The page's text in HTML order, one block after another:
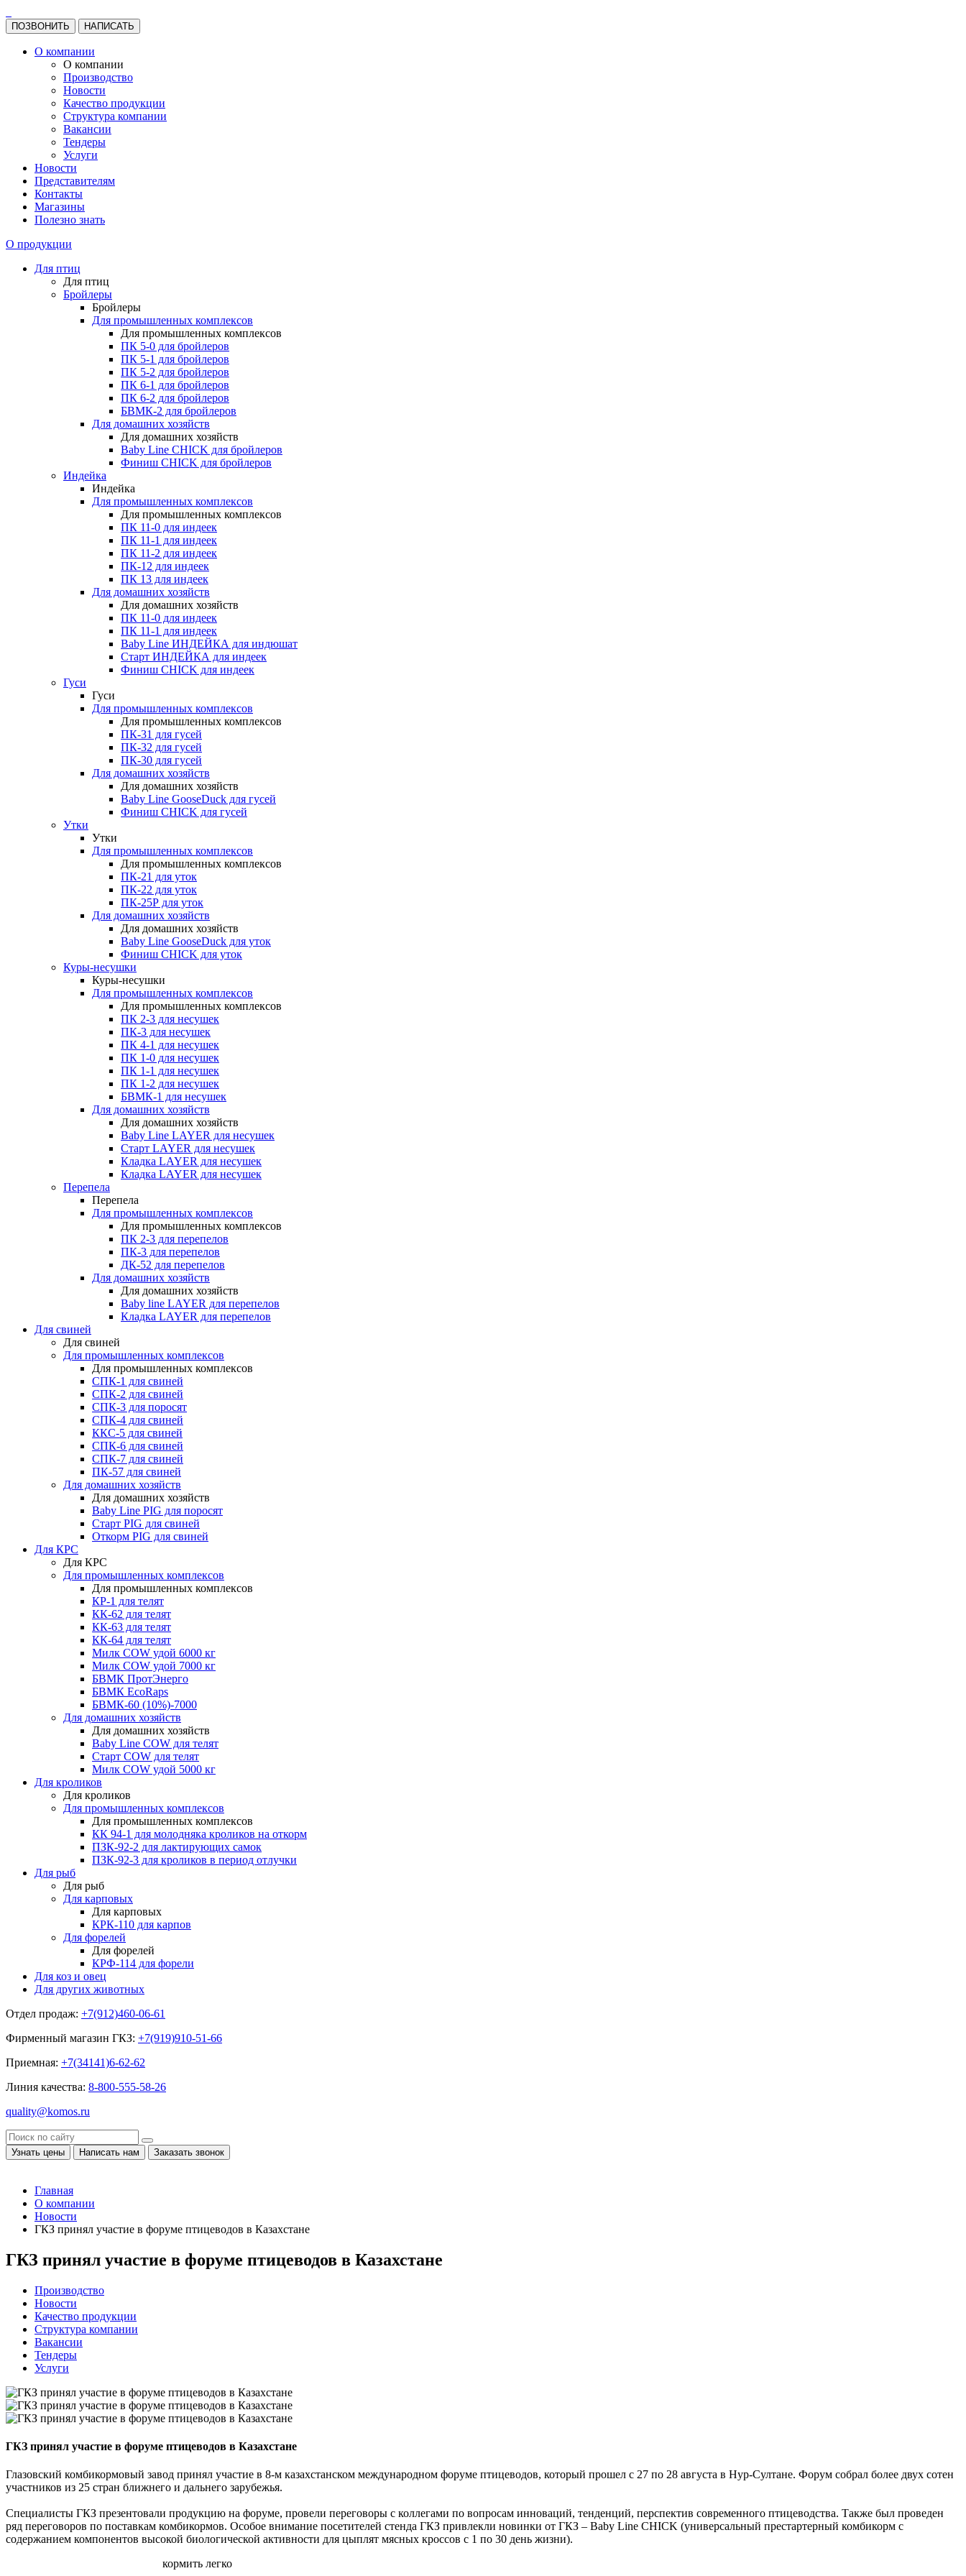
ПОЗВОНИТЬ НАПИСАТЬ
О компании
О компании
Производство
Новости
Качество продукции
Структура компании
Вакансии
Тендеры
Услуги
Новости
Представителям
Контакты
Магазины
Полезно знать
О продукции
Для птиц
Для птиц
Бройлеры
Бройлеры
Для промышленных комплексов
Для промышленных комплексов
ПК 5-0 для бройлеров
ПК 5-1 для бройлеров
ПК 5-2 для бройлеров
ПК 6-1 для бройлеров
ПК 6-2 для бройлеров
БВМК-2 для бройлеров
Для домашних хозяйств
Для домашних хозяйств
Baby Line CHICK для бройлеров
Финиш CHICK для бройлеров
Индейка
Индейка
Для промышленных комплексов
Для промышленных комплексов
ПК 11-0 для индеек
ПК 11-1 для индеек
ПК 11-2 для индеек
ПК-12 для индеек
ПК 13 для индеек
Для домашних хозяйств
Для домашних хозяйств
ПК 11-0 для индеек
ПК 11-1 для индеек
Baby Line ИНДЕЙКА для индюшат
Старт ИНДЕЙКА для индеек
Финиш CHICK для индеек
Гуси
Гуси
Для промышленных комплексов
Для промышленных комплексов
ПК-31 для гусей
ПК-32 для гусей
ПК-30 для гусей
Для домашних хозяйств
Для домашних хозяйств
Baby Line GooseDuck для гусей
Финиш CHICK для гусей
Утки
Утки
Для промышленных комплексов
Для промышленных комплексов
ПК-21 для уток
ПК-22 для уток
ПК-25Р для уток
Для домашних хозяйств
Для домашних хозяйств
Baby Line GooseDuck для уток
Финиш CHICK для уток
Куры-несушки
Куры-несушки
Для промышленных комплексов
Для промышленных комплексов
ПК 2-3 для несушек
ПК-3 для несушек
ПК 4-1 для несушек
ПК 1-0 для несушек
ПК 1-1 для несушек
ПК 1-2 для несушек
БВМК-1 для несушек
Для домашних хозяйств
Для домашних хозяйств
Baby Line LAYER для несушек
Старт LAYER для несушек
Кладка LAYER для несушек
Кладка LAYER для несушек
Перепела
Перепела
Для промышленных комплексов
Для промышленных комплексов
ПК 2-3 для перепелов
ПК-3 для перепелов
ДК-52 для перепелов
Для домашних хозяйств
Для домашних хозяйств
Baby line LAYER для перепелов
Кладка LAYER для перепелов
Для свиней
Для свиней
Для промышленных комплексов
Для промышленных комплексов
СПК-1 для свиней
СПК-2 для свиней
СПК-3 для поросят
СПК-4 для свиней
ККС-5 для свиней
СПК-6 для свиней
СПК-7 для свиней
ПК-57 для свиней
Для домашних хозяйств
Для домашних хозяйств
Baby Line PIG для поросят
Старт PIG для свиней
Откорм PIG для свиней
Для КРС
Для КРС
Для промышленных комплексов
Для промышленных комплексов
КР-1 для телят
КК-62 для телят
КК-63 для телят
КК-64 для телят
Милк COW удой 6000 кг
Милк COW удой 7000 кг
БВМК ПротЭнерго
БВМК EcoRaps
БВМК-60 (10%)-7000
Для домашних хозяйств
Для домашних хозяйств
Baby Line COW для телят
Старт COW для телят
Милк COW удой 5000 кг
Для кроликов
Для кроликов
Для промышленных комплексов
Для промышленных комплексов
КК 94-1 для молодняка кроликов на откорм
ПЗК-92-2 для лактирующих самок
ПЗК-92-3 для кроликов в период отлучки
Для рыб
Для рыб
Для карповых
Для карповых
КРК-110 для карпов
Для форелей
Для форелей
КРФ-114 для форели
Для коз и овец
Для других животных
Отдел продаж: +7(912)460-06-61
Фирменный магазин ГКЗ: +7(919)910-51-66
Приемная: +7(34141)6-62-62
Линия качества: 8-800-555-58-26
quality@komos.ru
Узнать цены Написать нам Заказать звонок
Главная
О компании
Новости
ГКЗ принял участие в форуме птицеводов в Казахстане
ГКЗ принял участие в форуме птицеводов в Казахстане
Производство
Новости
Качество продукции
Структура компании
Вакансии
Тендеры
Услуги
ГКЗ принял участие в форуме птицеводов в Казахстане
Глазовский комбикормовый завод принял участие в 8-м казахстанском международном форуме птицеводов, который прошел с 27 по 28 августа в Нур-Султане. Форум собрал более двух сотен
участников из 25 стран ближнего и дальнего зарубежья.
Специалисты ГКЗ презентовали продукцию на форуме, провели переговоры с коллегами по вопросам инноваций, тенденций, перспектив современного птицеводства. Также был проведен
ряд переговоров по поставкам комбикормов. Особое внимание посетителей стенда ГКЗ привлекли новинки от ГКЗ – Baby Line CHICK (универсальный престартерный комбикорм с
содержанием компонентов высокой биологической активности для цыплят мясных кроссов с 1 по 30 день жизни).
кормить легко